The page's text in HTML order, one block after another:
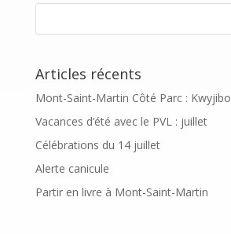
Articles récents
Mont-Saint-Martin Côté Parc : Kwyjibo
Vacances d’été avec le PVL : juillet
Célébrations du 14 juillet
Alerte canicule
Partir en livre à Mont-Saint-Martin